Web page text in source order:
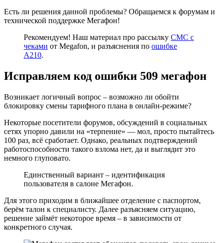
Есть ли решения данной проблемы? Обращаемся к форумам и
технической поддержке Мегафон!
Рекомендуем! Наш материал про рассылку СМС с
чеками от Megafon, и разъяснения по ошибке
A210.
Исправляем код ошибки 509 мегафон
Возникает логичный вопрос – возможно ли обойти
блокировку смены тарифного плана в онлайн-режиме?
Некоторые посетители форумов, обсуждений в социальных
сетях упорно давили на «терпение» — мол, просто пытайтесь
100 раз, всё сработает. Однако, реальных подтверждений
работоспособности такого взлома нет, да и выглядит это
немного глуповато.
Единственный вариант – идентификация
пользователя в салоне Мегафон.
Для этого приходим в ближайшее отделение с паспортом,
берём талон к специалисту. Далее разъясняем ситуацию,
решение займёт некоторое время – в зависимости от
конкретного случая.